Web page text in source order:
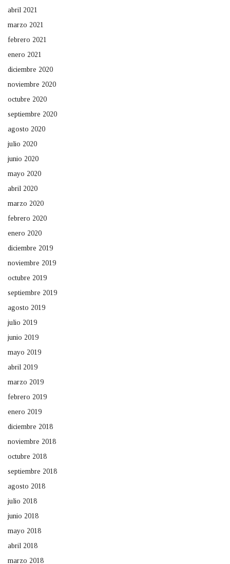
abril 2021
marzo 2021
febrero 2021
enero 2021
diciembre 2020
noviembre 2020
octubre 2020
septiembre 2020
agosto 2020
julio 2020
junio 2020
mayo 2020
abril 2020
marzo 2020
febrero 2020
enero 2020
diciembre 2019
noviembre 2019
octubre 2019
septiembre 2019
agosto 2019
julio 2019
junio 2019
mayo 2019
abril 2019
marzo 2019
febrero 2019
enero 2019
diciembre 2018
noviembre 2018
octubre 2018
septiembre 2018
agosto 2018
julio 2018
junio 2018
mayo 2018
abril 2018
marzo 2018